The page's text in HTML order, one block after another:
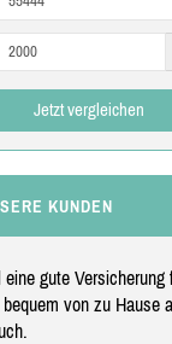
Jetzt vergleichen
KUNDEN
gute Versicherung
von zu Hause